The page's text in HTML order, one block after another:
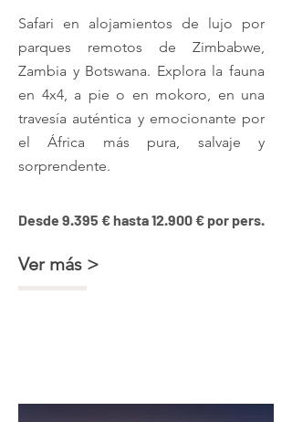
Safari en alojamientos de lujo por
parques remotos de Zimbabwe,
Zambia y Botswana. Explora la fauna
en 4x4, a pie o en mokoro, en una
travesía auténtica y emocionante por
el África más pura, salvaje y
sorprendente.
Desde 9.395 € hasta 12.900 € por pers.
Ver más >